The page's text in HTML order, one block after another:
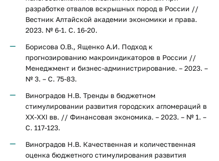
разработке отвалов вскрышных пород в России //
Вестник Алтайской академии экономики и права.
2023. № 6-1. С. 16-20.
Борисова О.В., Ященко А.И. Подход к
прогнозированию макроиндикаторов в России //
Менеджмент и бизнес-администрирование. – 2023. –
№ 3. – С. 75-83.
Виноградов Н.В. Тренды в бюджетном
стимулировании развития городских агломераций в
XX-XXI вв. // Финансовая экономика. – 2023. – № 1. –
С. 117-123.
Виноградов Н.В. Качественная и количественная
оценка бюджетного стимулирования развития